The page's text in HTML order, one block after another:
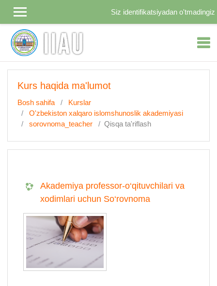
Siz identifikatsiyadan o'tmadingiz
Kurs haqida ma'lumot
Bosh sahifa
Kurslar
O'zbekiston xalqaro islomshunoslik akademiyasi
sorovnoma_teacher
Qisqa ta'riflash
Akademiya professor-o‘qituvchilari va
xodimlari uchun So‘rovnoma